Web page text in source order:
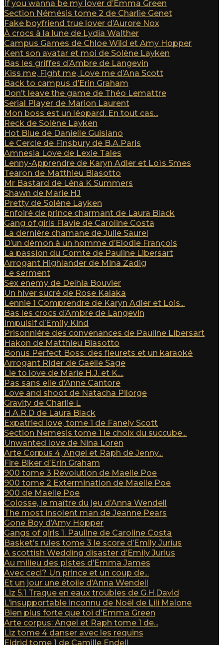
If you wanna be my lover d’Emma Green
Section Némésis tome 2 de Charlie Genet
Fake boyfriend true lover d’Aurore Nox
À crocs à la lune de Lydia Walther
Campus Games de Chloe Wild et Amy Hopper
Kent son avatar et moi de Solène Layken
Bas les griffes d’Ambre de Langevin
Kiss me, Fight me, Love me d’Ana Scott
Back to campus d’Erin Graham
Don’t leave the game de Théo Lemattre
Serial Player de Marion Laurent
Mon boss est un léopard. En tout cas...
Reck de Solène Layken
Hot Blue de Danielle Guisiano
Le Cercle de Finsbury de B.A.Paris
Amnesia Love de Lexie Tales
Lenny-Apprendre de Karyn Adler et Loïs Smes
Tearon de Matthieu Biasotto
Mr Bastard de Léna K Summers
Shawn de Marie HJ
Pretty de Solène Layken
Enfoiré de prince charmant de Laura Black
Gang of girls Flavie de Caroline Costa
La dernière chamane de Julie Saurel
D’un démon à un homme d’Elodie François
La passion du Comte de Pauline Libersart
Arrogant Highlander de Mina Zadig
Le serment
Sex enemy de Delhia Bouvier
Un hiver sucré de Rose Kalaka
Lennie 1 Comprendre de Karyn Adler et Lois...
Bas les crocs d’Ambre de Langevin
Impulsif d’Emily Kind
Prisonnière des convenances de Pauline Libersart
Hakon de Matthieu Biasotto
Bonus Perfect Boss: des fleurets et un karaoké
Arrogant Rider de Gaëlle Sage
Lie to love de Marie H.J. et K....
Pas sans elle d’Anne Cantore
Love and shoot de Natacha Pilorge
Gravity de Charlie L
H.A.R.D de Laura Black
Expatried love, tome 1 de Fanely Scott
Section Nemesis tome 1 le choix du succube...
Unwanted love de Nina Loren
Arte Corpus 4, Angel et Raph de Jenny...
Fire Biker d’Erin Graham
900 tome 3 Révolution de Maelle Poe
900 tome 2 Extermination de Maelle Poe
900 de Maelle Poe
Colosse, le maître du jeu d’Anna Wendell
The most insolent man de Jeanne Pears
Gone Boy d’Amy Hopper
Gangs of girls 1. Pauline de Caroline Costa
Basket’s rules tome 3 le score d’Emily Jurius
A scottish Wedding disaster d’Emily Jurius
Au milieu des pistes d’Emma James
Avec ceci? Un prince et un coup de...
Et un jour une étoile d’Anna Wendell
Liz 5.1 Traque en eaux troubles de G.H.David
L’insupportable inconnu de Noël de Lili Malone
Bien plus forte que toi d’Emma Green
Arte corpus: Angel et Raph tome 1 de...
Liz tome 4 danser avec les requins
Eldrid tome 1 de Camille Endell